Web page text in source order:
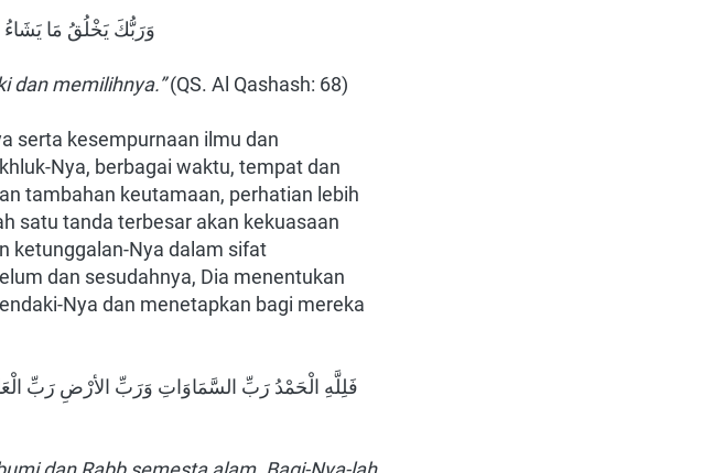
وَرَبُّكَ يَخْلُقُ مَا يَشَاءُ
dan memilihnya.” (QS. Al Qashash: 68)
serta kesempurnaan ilmu dan
Nya, berbagai waktu, tempat dan
tambahan keutamaan, perhatian lebih
satu tanda terbesar akan kekuasaan
ketunggalan-Nya dalam sifat
dan sesudahnya, Dia menentukan
Nya dan menetapkan bagi mereka